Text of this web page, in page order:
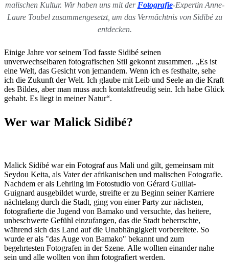
malischen Kultur. Wir haben uns mit der Fotografie-Expertin Anne-
Laure Toubel zusammengesetzt, um das Vermächtnis von Sidibé zu
entdecken.
Einige Jahre vor seinem Tod fasste Sidibé seinen
unverwechselbaren fotografischen Stil gekonnt zusammen. „Es ist
eine Welt, das Gesicht von jemandem. Wenn ich es festhalte, sehe
ich die Zukunft der Welt. Ich glaube mit Leib und Seele an die Kraft
des Bildes, aber man muss auch kontaktfreudig sein. Ich habe Glück
gehabt. Es liegt in meiner Natur“.
Wer war Malick Sidibé?
Malick Sidibé war ein Fotograf aus Mali und gilt, gemeinsam mit
Seydou Keita, als Vater der afrikanischen und malischen Fotografie.
Nachdem er als Lehrling im Fotostudio von Gérard Guillat-
Guignard ausgebildet wurde, streifte er zu Beginn seiner Karriere
nächtelang durch die Stadt, ging von einer Party zur nächsten,
fotografierte die Jugend von Bamako und versuchte, das heitere,
unbeschwerte Gefühl einzufangen, das die Stadt beherrschte,
während sich das Land auf die Unabhängigkeit vorbereitete. So
wurde er als "das Auge von Bamako" bekannt und zum
begehrtesten Fotografen in der Szene. Alle wollten einander nahe
sein und alle wollten von ihm fotografiert werden.